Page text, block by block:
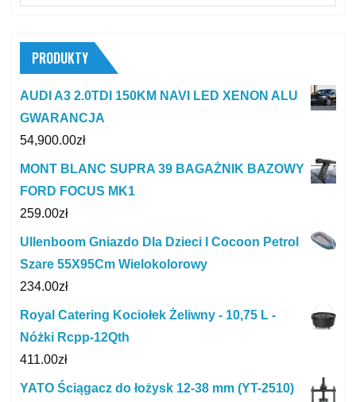
PRODUKTY
AUDI A3 2.0TDI 150KM NAVI LED XENON ALU
GWARANCJA
54,900.00zł
MONT BLANC SUPRA 39 BAGAŻNIK BAZOWY
FORD FOCUS MK1
259.00zł
Ullenboom Gniazdo Dla Dzieci I Cocoon Petrol
Szare 55X95Cm Wielokolorowy
234.00zł
Royal Catering Kociołek Żeliwny - 10,75 L -
Nóżki Rcpp-12Qth
411.00zł
YATO Ściągacz do łożysk 12-38 mm (YT-2510)